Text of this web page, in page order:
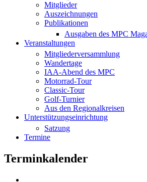
Mitglieder
Auszeichnungen
Publikationen
Ausgaben des MPC
Veranstaltungen
Mitgliederversammlung
Wandertage
IAA-Abend des MPC
Motorrad-Tour
Classic-Tour
Golf-Turnier
Aus den Regionalkreisen
Unterstützungseinrichtung
Satzung
Termine
Terminkalender